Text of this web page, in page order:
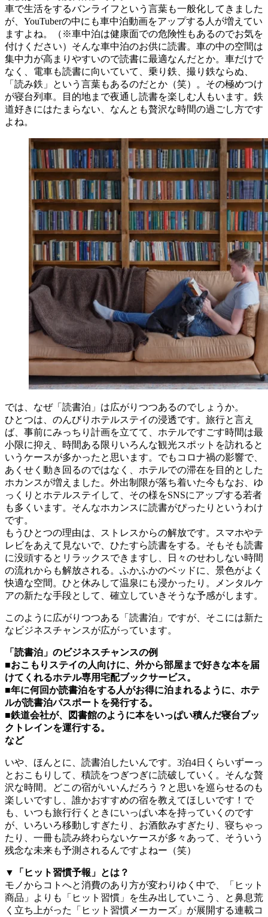
車で生活をするバンライフという言葉も一般化してきました
が、YouTuberの中にも車中泊動画をアップする人が増えてい
ますよね。（※車中泊は健康面での危険性もあるのでお気を
付けください）そんな車中泊のお供に読書。車の中の空間は
集中力が高まりやすいので読書に最適なんだとか。車だけで
なく、電車も読書に向いていて、乗り鉄、撮り鉄ならぬ、
「読み鉄」という言葉もあるのだとか（笑）。その極めつけ
が寝台列車。目的地まで夜通し読書を楽しむ人もいます。鉄
道好きにはたまらない、なんとも贅沢な時間の過ごし方です
よね。
では、なぜ「読書泊」は広がりつつあるのでしょうか。
ひとつは、のんびりホテルステイの浸透です。旅行と言え
ば、事前にみっちり計画を立てて、ホテルですごす時間は最
小限に抑え、時間ある限りいろんな観光スポットを訪れると
いうケースが多かったと思います。でもコロナ禍の影響で、
あくせく動き回るのではなく、ホテルでの滞在を目的とした
ホカンスが増えました。外出制限が落ち着いた今もなお、ゆ
っくりとホテルステイして、その様をSNSにアップする若者
も多くいます。そんなホカンスに読書がぴったりというわけ
です。
もうひとつの理由は、ストレスからの解放です。スマホやテ
レビをあえて見ないで、ひたすら読書をする。そもそも読書
に没頭するとリラックスできますし、日々のせわしない時間
の流れからも解放される。ふかふかのベッドに、景色がよく
快適な空間。ひと休みして温泉にも浸かったり。メンタルケ
アの新たな手段として、確立していきそうな予感がします。
このように広がりつつある「読書泊」ですが、そこには新た
なビジネスチャンスが広がっています。
「読書泊」のビジネスチャンスの例
■おこもりステイの人向けに、外から部屋まで好きな本を届
けてくれるホテル専用宅配ブックサービス。
■年に何回か読書泊をする人がお得に泊まれるように、ホテ
ルが読書泊パスポートを発行する。
■鉄道会社が、図書館のように本をいっぱい積んだ寝台ブッ
クトレインを運行する。
など
いや、ほんとに、読書泊したいんです。3泊4日くらいずーっ
とおこもりして、積読をつぎつぎに読破していく。そんな贅
沢な時間。どこの宿がいいんだろう？と思いを巡らせるのも
楽しいですし、誰かおすすめの宿を教えてほしいです！で
も、いつも旅行行くときにいっぱい本を持っていくのです
が、いろいろ移動しすぎたり、お酒飲みすぎたり、寝ちゃっ
たり、一冊も読み終わらないケースが多々あって、そういう
残念な未来も予測されるんですよねー（笑）
▼「ヒット習慣予報」とは？
モノからコトへと消費のあり方が変わりゆく中で、「ヒット
商品」よりも「ヒット習慣」を生み出していこう、と鼻息荒
く立ち上がった「ヒット習慣メーカーズ」が展開する連載コ